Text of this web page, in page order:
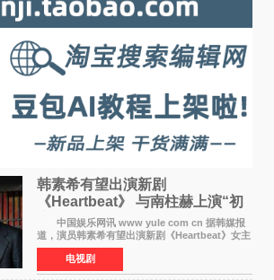
韩素希有望出演新剧
《Heartbeat》 与南柱赫上演“初
恋归来”奇幻罗曼史
中国娱乐网讯 www yule com cn 据韩媒报
道，演员韩素希有望出演新剧《Heartbeat》女主
角，与南柱赫合作，引发高度关注。 韩素希
在剧中饰演能够看到过去的女人洪莎朗一角，因
初恋的意外
电视剧